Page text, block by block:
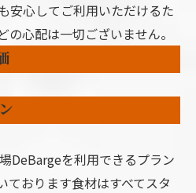
安心してご利用いただけるた
心配は一切ございません。
DeBargeを利用できるプラン
ております食材はすべてスタ